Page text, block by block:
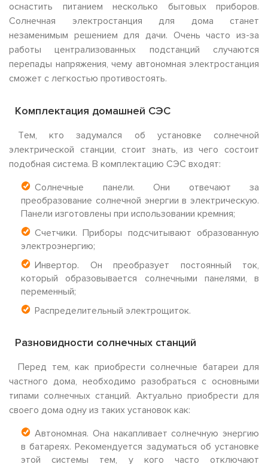
оснастить питанием несколько бытовых приборов.
Солнечная электростанция для дома станет
незаменимым решением для дачи. Очень часто из-за
работы централизованных подстанций случаются
перепады напряжения, чему автономная электростанция
сможет с легкостью противостоять.
Комплектация домашней СЭС
Тем, кто задумался об установке солнечной
электрической станции, стоит знать, из чего состоит
подобная система. В комплектацию СЭС входят:
Солнечные панели. Они отвечают за
преобразование солнечной энергии в электрическую.
Панели изготовлены при использовании кремния;
Счетчики. Приборы подсчитывают образованную
электроэнергию;
Инвертор. Он преобразует постоянный ток,
который образовывается солнечными панелями, в
переменный;
Распределительный электрощиток.
Разновидности солнечных станций
Перед тем, как приобрести солнечные батареи для
частного дома, необходимо разобраться с основными
типами солнечных станций. Актуально приобрести для
своего дома одну из таких установок как:
Автономная. Она накапливает солнечную энергию
в батареях. Рекомендуется задуматься об установке
этой системы тем, у кого часто отключают